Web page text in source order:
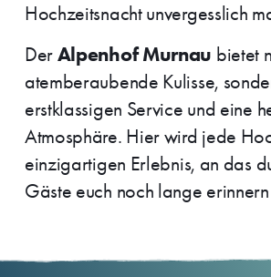
Hochzeitsnacht unvergesslich
DerAlpenhof Murnau bietet
atemberaubende Kulisse,
erstklassigen Service und eine
Atmosphäre. Hier wird jede
einzigartigen Erlebnis, an das
Gäste euch noch lange